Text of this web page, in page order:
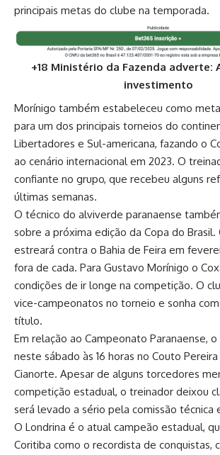
principais metas do clube na temporada.
+18 Ministério da Fazenda adverte:
investimento
Morínigo também estabeleceu como
para um dos principais torneios do
Libertadores e Sul-americana, fazando o
ao cenário internacional em 2023. O
confiante no grupo, que recebeu alguns
últimas semanas.
O técnico do alviverde paranaense
sobre a próxima edição da Copa do Brasil.
estreará contra o Bahia de Feira em
fora de cada. Para Gustavo Morínigo o
condições de ir longe na competição. O
vice-campeonatos no torneio e sonha
título.
Em relação ao Campeonato Paranaense,
neste sábado às 16 horas no Couto
Cianorte. Apesar de alguns torcedores
competição estadual, o treinador deixou
será levado a sério pela comissão técnica
O Londrina é o atual campeão estadual,
Coritiba como o recordista de conquistas,